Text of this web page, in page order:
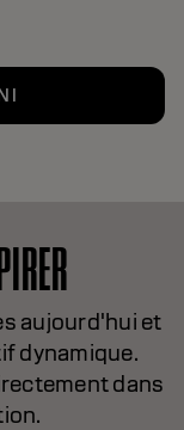
aujourd'hui et
dynamique.
dans